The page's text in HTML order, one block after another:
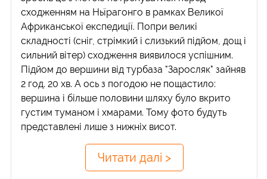
сходженням на Ньїрагонго в рамках Великої
Африканської експедиції. Попри великі
складності (сніг, стрімкий і слизький підйом, дощ і
сильний вітер) сходження виявилося успішним.
Підйом до вершини від турбаза "Заросляк" зайняв
2 год. 20 хв. А ось з погодою не пощастило:
вершина і більше половини шляху було вкрито
густим туманом і хмарами. Тому фото будуть
представлені лише з нижніх висот.
Читати далі >